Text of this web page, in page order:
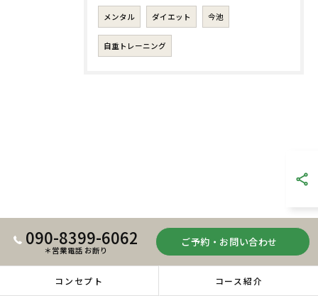
メンタル ダイエット 今池
自重トレーニング
090-8399-6062
＊営業電話 お断り
ご予約・お問い合わせ
コンセプト コース紹介